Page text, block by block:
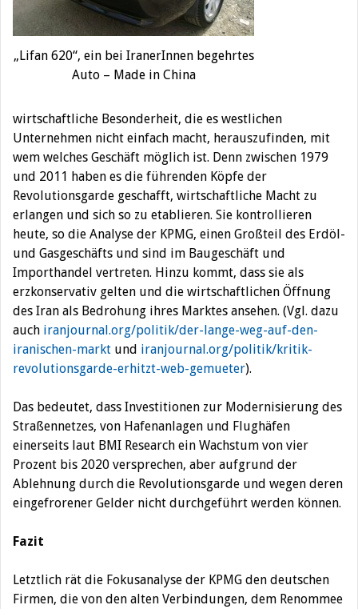
„Lifan 620“, ein bei IranerInnen begehrtes
Auto – Made in China
wirtschaftliche Besonderheit, die es westlichen
Unternehmen nicht einfach macht, herauszufinden, mit
wem welches Geschäft möglich ist. Denn zwischen 1979
und 2011 haben es die führenden Köpfe der
Revolutionsgarde geschafft, wirtschaftliche Macht zu
erlangen und sich so zu etablieren. Sie kontrollieren
heute, so die Analyse der KPMG, einen Großteil des Erdöl-
und Gasgeschäfts und sind im Baugeschäft und
Importhandel vertreten. Hinzu kommt, dass sie als
erzkonservativ gelten und die wirtschaftlichen Öffnung
des Iran als Bedrohung ihres Marktes ansehen. (Vgl. dazu
auch iranjournal.org/politik/der-lange-weg-auf-den-
iranischen-markt und iranjournal.org/politik/kritik-
revolutionsgarde-erhitzt-web-gemueter).
Das bedeutet, dass Investitionen zur Modernisierung des
Straßennetzes, von Hafenanlagen und Flughäfen
einerseits laut BMI Research ein Wachstum von vier
Prozent bis 2020 versprechen, aber aufgrund der
Ablehnung durch die Revolutionsgarde und wegen deren
eingefrorener Gelder nicht durchgeführt werden können.
Fazit
Letztlich rät die Fokusanalyse der KPMG den deutschen
Firmen, die von den alten Verbindungen, dem Renommee